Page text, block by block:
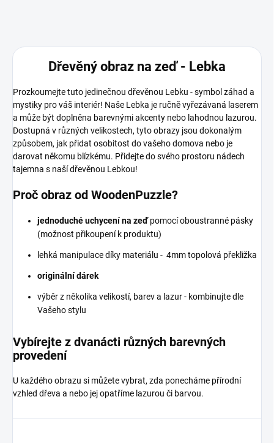
Dřevěný obraz na zeď - Lebka
Prozkoumejte tuto jedinečnou dřevěnou Lebku - symbol záhad a
mystiky pro váš interiér! Naše Lebka je ručně vyřezávaná laserem
a může být doplněna barevnými akcenty nebo lahodnou lazurou.
Dostupná v různých velikostech, tyto obrazy jsou dokonalým
způsobem, jak přidat osobitost do vašeho domova nebo je
darovat někomu blízkému. Přidejte do svého prostoru nádech
tajemna s naší dřevěnou Lebkou!
Proč obraz od WoodenPuzzle?
jednoduché uchycení na zeďpomocí oboustranné pásky
(možnost přikoupení k produktu)
lehká manipulace díky materiálu - 4mm topolová překližka
originální dárek
výběr z několika velikostí, barev a lazur - kombinujte dle
Vašeho stylu
Vybírejte z dvanácti různých barevných
provedení
U každého obrazu si můžete vybrat, zda ponecháme přírodní
vzhled dřeva a nebo jej opatříme lazurou či barvou.